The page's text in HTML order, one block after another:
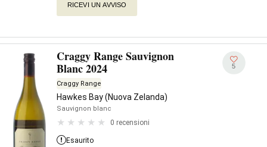
RICEVI UN AVVISO
Craggy Range Sauvignon
Blanc 2024
Craggy Range
Hawkes Bay (Nuova Zelanda)
Sauvignon blanc
0 recensioni
5
Esaurito